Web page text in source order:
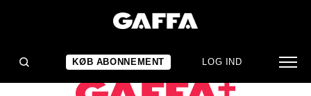
KØB ABONNEMENT LOG IND